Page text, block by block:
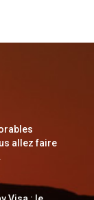
allez faire